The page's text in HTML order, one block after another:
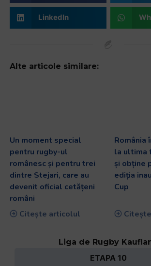
LinkedIn
Alte articole similare:
Un moment special
pentru rugby-ul
românesc și pentru trei
dintre Stejari, care au
devenit oficial cetățeni
români
Citește articolul
România
la ultima
și obține
ediția
Cup
Liga de Rugby
ETAPA 10